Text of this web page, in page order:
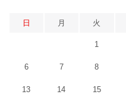
日 月 火
1
6 7 8
13 14 15